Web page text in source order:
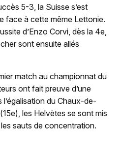
5-3, la Suisse s’est
face à cette même Lettonie.
d’Enzo Corvi, dès la 4e,
sont ensuite allés
match au championnat du
ont fait preuve d’une
du Chaux-de-
les Helvètes se sont mis
sauts de concentration.